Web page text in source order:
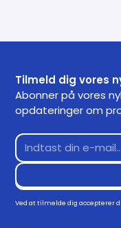
Tilmeld dig vores
Abonner på vores
opdateringer om
Ved at tilmelde dig accepterer